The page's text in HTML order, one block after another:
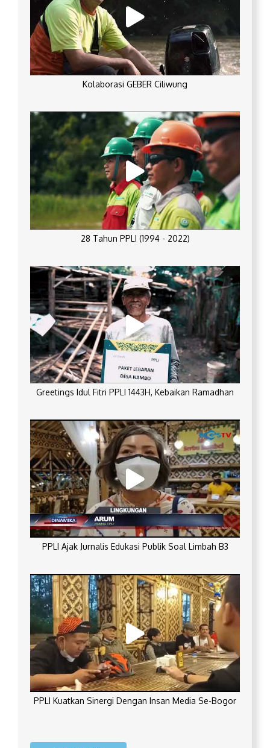
Kolaborasi GEBER Ciliwung
28 Tahun PPLI (1994 - 2022)
Greetings Idul Fitri PPLI 1443H, Kebaikan Ramadhan
PPLI Ajak Jurnalis Edukasi Publik Soal Limbah B3
PPLI Kuatkan Sinergi Dengan Insan Media Se-Bogor